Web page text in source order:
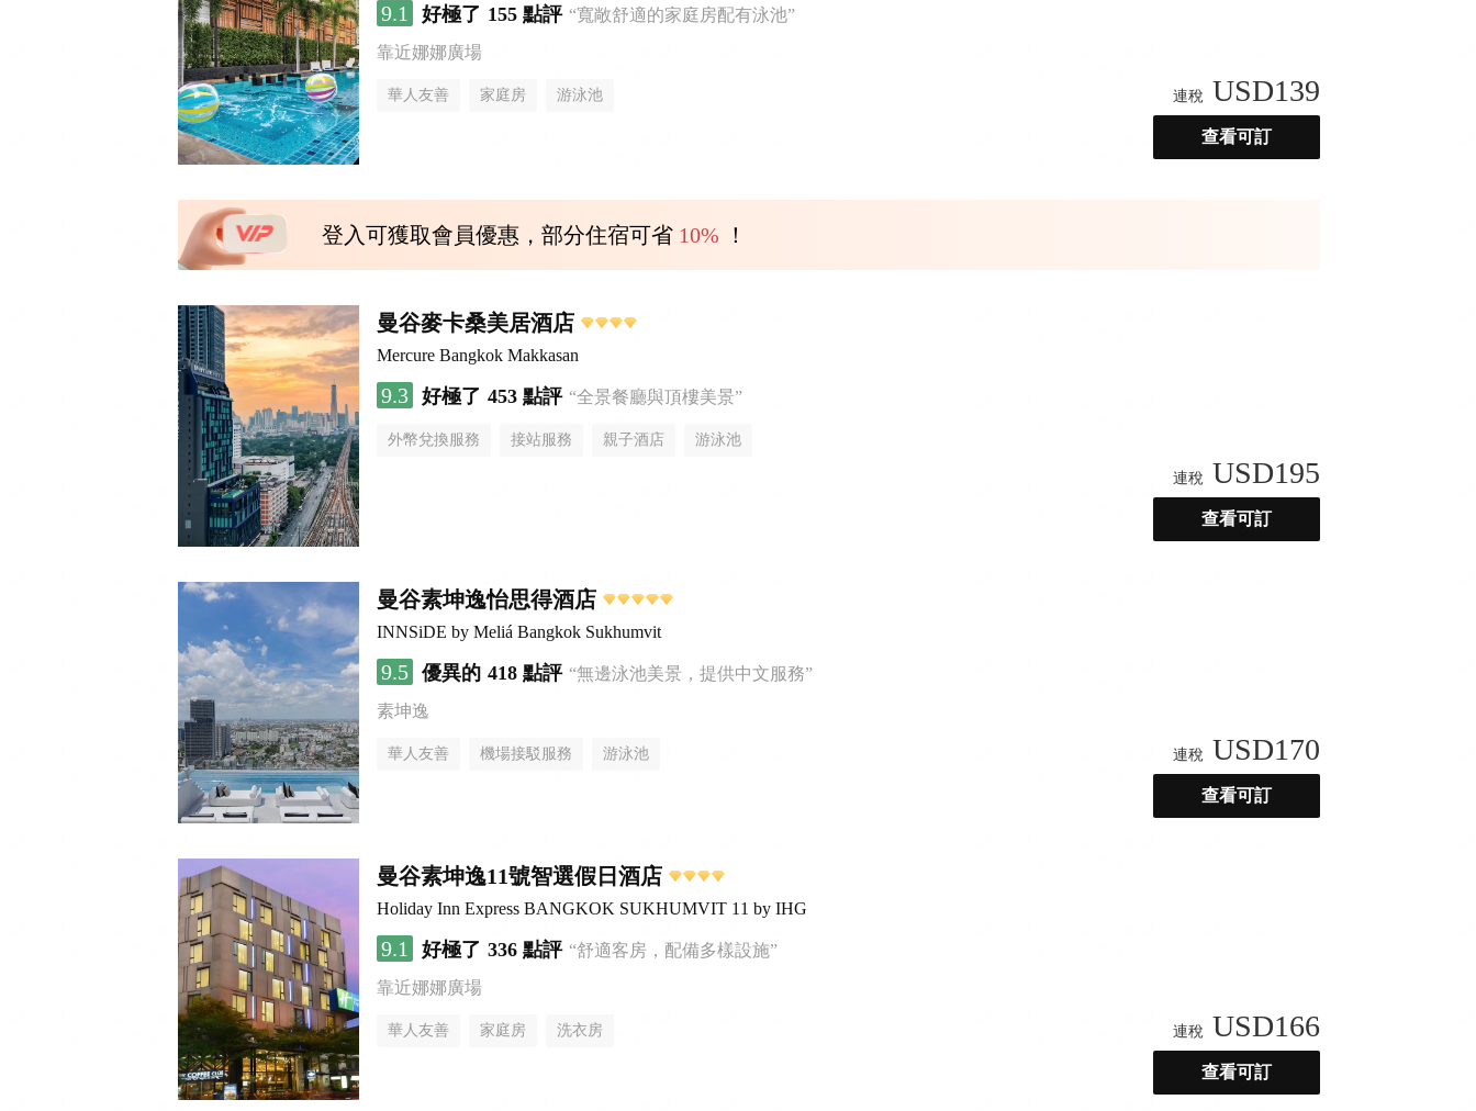
9.1 好極了 155 點評 “寬敞舒適的家庭房配有泳池”
靠近娜娜廣場
華人友善 家庭房 游泳池 連稅 USD139
查看可訂
登入可獲取會員優惠，部分住宿可省 10% ！
曼谷麥卡桑美居酒店
Mercure Bangkok Makkasan
9.3 好極了 453 點評 “全景餐廳與頂樓美景”
外幣兌換服務 接站服務 親子酒店 游泳池
連稅 USD195
查看可訂
曼谷素坤逸怡思得酒店
INNSiDE by Meliá Bangkok Sukhumvit
9.5 優異的 418 點評 “無邊泳池美景，提供中文服務”
素坤逸
華人友善 機場接駁服務 游泳池 連稅 USD170
查看可訂
曼谷素坤逸11號智選假日酒店
Holiday Inn Express BANGKOK SUKHUMVIT 11 by IHG
9.1 好極了 336 點評 “舒適客房，配備多樣設施”
靠近娜娜廣場
華人友善 家庭房 洗衣房 連稅 USD166
查看可訂